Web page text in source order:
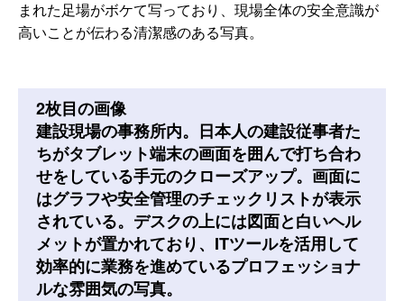
まれた足場がボケて写っており、現場全体の安全意識が
高いことが伝わる清潔感のある写真。
2枚目の画像
建設現場の事務所内。日本人の建設従事者た
ちがタブレット端末の画面を囲んで打ち合わ
せをしている手元のクローズアップ。画面に
はグラフや安全管理のチェックリストが表示
されている。デスクの上には図面と白いヘル
メットが置かれており、ITツールを活用して
効率的に業務を進めているプロフェッショナ
ルな雰囲気の写真。